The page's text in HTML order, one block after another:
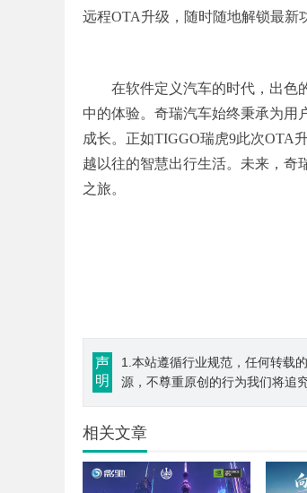
远程OTA升级，随时随地解锁最新
在软件定义汽车的时代，出色
中的体验。奇瑞汽车始终秉承为用
成长。正如TIGGO瑞虎9此次OTA
越以往的智慧出行生活。未来，奇
之旅。
声
明
1.本站遵循行业规范，任何转载
源，不尊重原创的行为我们将追
相关文章